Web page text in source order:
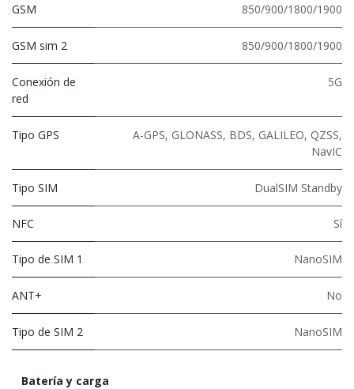
GSM 850/900/1800/1900
GSM sim 2 850/900/1800/1900
Conexión de
red
5G
Tipo GPS
A-GPS, GLONASS, BDS, GALILEO, QZSS,
NavIC
Tipo SIM DualSIM Standby
NFC Sí
Tipo de SIM 1 NanoSIM
ANT+ No
Tipo de SIM 2 NanoSIM
Batería y carga